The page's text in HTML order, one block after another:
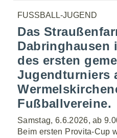
FUSSBALL-JUGEND
Das
Dabringhausen
des ersten
Jugendturniers
Fußballvereine.
Samstag, 6.6.2026, ab
Beim ersten Provita-